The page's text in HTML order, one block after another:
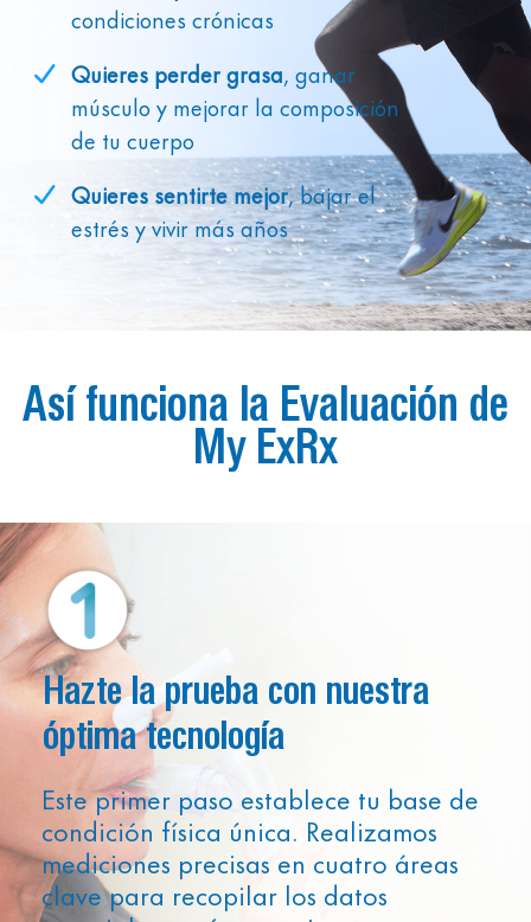
condiciones crónicas
Quieres perder grasa, ganar
músculo y mejorar la composición
de tu cuerpo
Quieres sentirte mejor, bajar el
estrés y vivir más años
Así funciona la Evaluación de
My ExRx
Hazte la prueba con nuestra
óptima tecnología
Este primer paso establece tu base de
condición física única. Realizamos
mediciones precisas en cuatro áreas
clave para recopilar los datos